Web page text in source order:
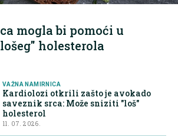
mogla bi pomoći u
holesterola
VAŽNA NAMIRNICA
Kardiolozi otkrili zašto je avokado
saveznik srca: Može sniziti "loš"
holesterol
11. 07. 2026.